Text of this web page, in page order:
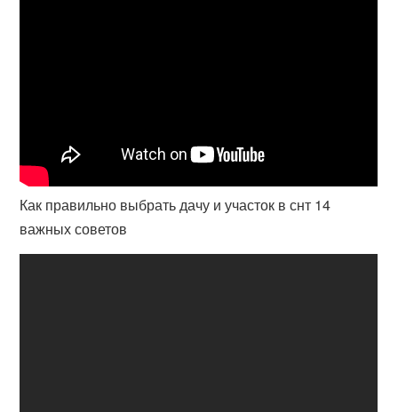
Как правильно выбрать дачу и участок в снт 14
важных советов